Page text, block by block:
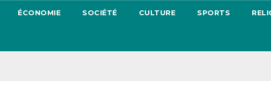
ÉCONOMIE SOCIÉTÉ CULTURE SPORTS